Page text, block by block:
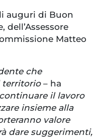
auguri di Buon
dell’Assessore
Matteo
che
territorio – ha
il lavoro
insieme alla
valore
dare suggerimenti,